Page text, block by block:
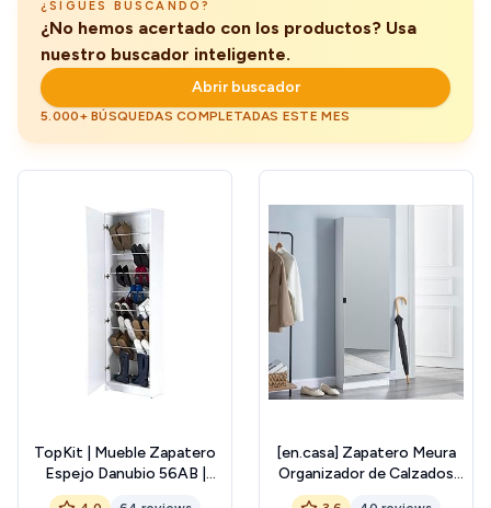
¿SIGUES BUSCANDO?
¿No hemos acertado con los productos? Usa
nuestro buscador inteligente.
Abrir buscador
5.000+ BÚSQUEDAS COMPLETADAS ESTE MES
TopKit | Mueble Zapatero
Espejo Danubio 56AB |
Medidas 171 x 54 x 24 cm |
[en.casa] Zapatero Meura
Organizador de Calzados
con 5 Bolsillos para 10